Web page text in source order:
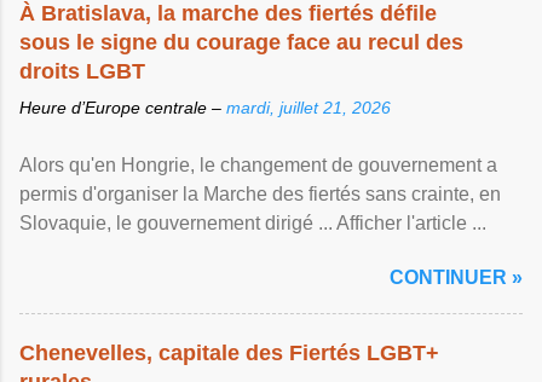
À Bratislava, la marche des fiertés défile
sous le signe du courage face au recul des
droits LGBT
Heure d’Europe centrale – mardi, juillet 21, 2026
Alors qu'en Hongrie, le changement de gouvernement a
permis d'organiser la Marche des fiertés sans crainte, en
Slovaquie, le gouvernement dirigé ... Afficher l'article ...
CONTINUER »
Chenevelles, capitale des Fiertés LGBT+